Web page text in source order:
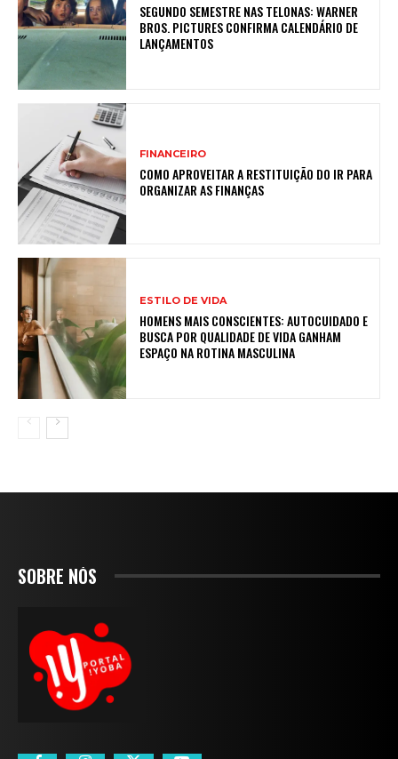
SEGUNDO SEMESTRE NAS TELONAS: WARNER
BROS. PICTURES CONFIRMA CALENDÁRIO DE
LANÇAMENTOS
FINANCEIRO
COMO APROVEITAR A RESTITUIÇÃO DO IR PARA
ORGANIZAR AS FINANÇAS
ESTILO DE VIDA
HOMENS MAIS CONSCIENTES: AUTOCUIDADO E
BUSCA POR QUALIDADE DE VIDA GANHAM
ESPAÇO NA ROTINA MASCULINA
SOBRE NÓS